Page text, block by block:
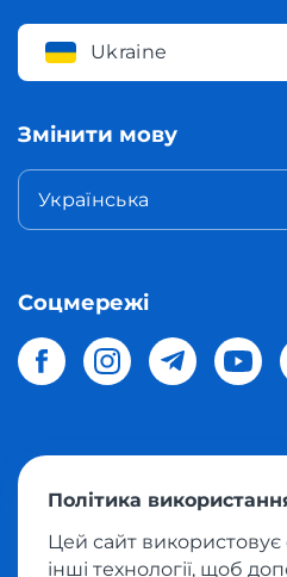
Ukraine
Змінити мову
Українська
Соцмережі
магазинів світу в
Політика
Політика
Цей сайт
інші технології, щоб